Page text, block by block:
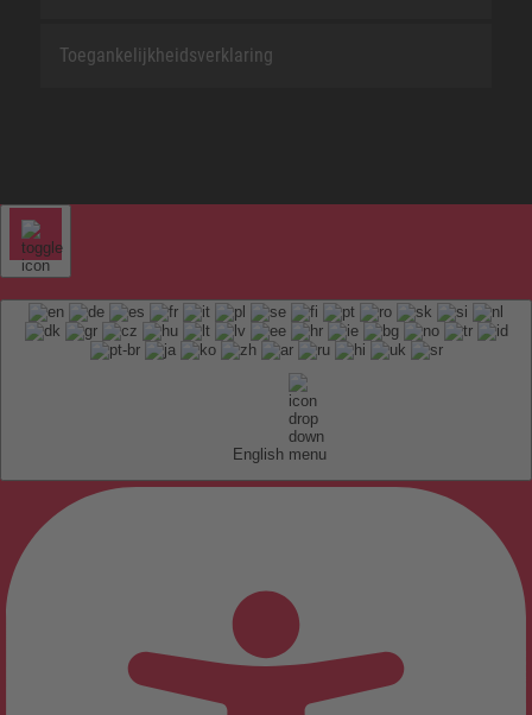
Toegankelijkheidsverklaring
English